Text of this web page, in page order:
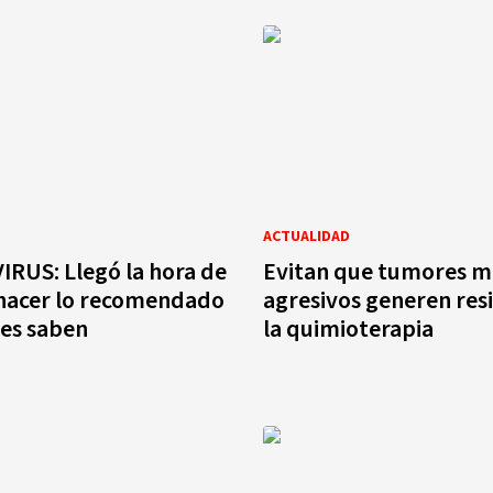
Llegó la hora de
lo recomendado
saben
ACTUALIDAD
Evitan que tumores
agresivos generen
la quimioterapia